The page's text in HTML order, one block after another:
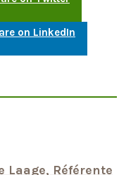
on LinkedIn
Laage, Référente